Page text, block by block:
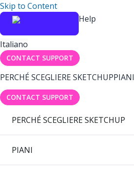
Skip to Content
Help
Italiano
CONTACT SUPPORT
PERCHÉ SCEGLIERE SKETCHUPPIANI
CONTACT SUPPORT
PERCHÉ SCEGLIERE SKETCHUP
PIANI